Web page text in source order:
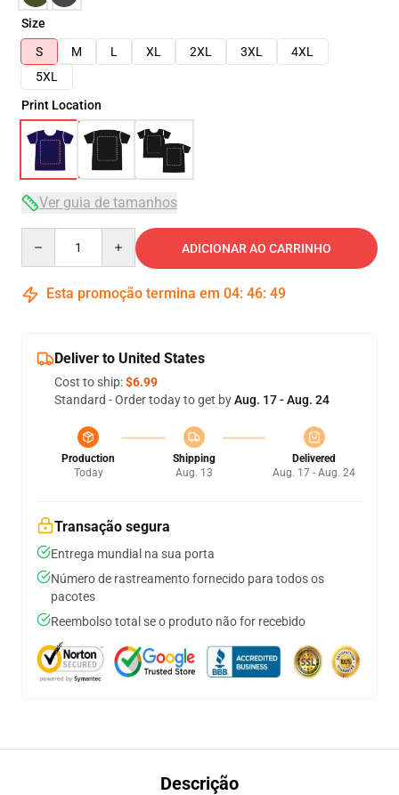
Size
S
M L XL 2XL 3XL
4XL
5XL
Print Location
Ver guia de tamanhos
ADICIONAR AO CARRINHO
Esta promoção termina em 04: 46: 49
Deliver to United States
Cost to ship:$6.99
Standard - Order today to get byAug. 17 - Aug. 24
Production
Today
Shipping
Aug. 13
Delivered
Aug. 17 - Aug. 24
Transação segura
Entrega mundial na sua porta
Número de rastreamento fornecido para todos os
pacotes
Reembolso total se o produto não for recebido
Descrição